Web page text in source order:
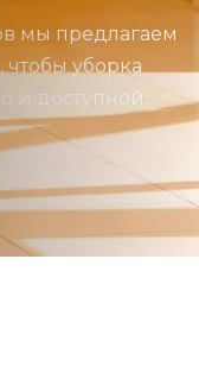
мы предлагаем
уборка
и доступной.